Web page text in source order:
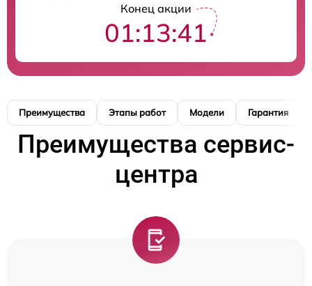
Конец акции
01:13:40
Преимущества Этапы работ Модели Гарантия
Преимущества сервис-
центра